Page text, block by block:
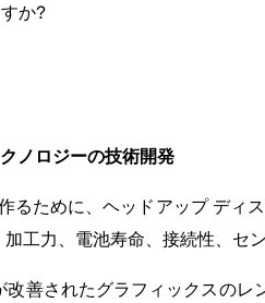
か?
ノロジーの技術開発
るために、ヘッドアップ ディ
工力、電池寿命、接続性、
善されたグラフィックスの